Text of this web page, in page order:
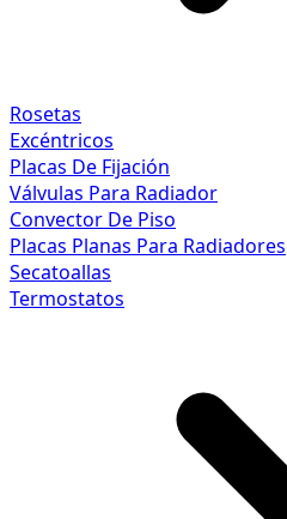
Rosetas
Excéntricos
Placas De Fijación
Válvulas Para Radiador
Convector De Piso
Placas Planas Para Radiadores
Secatoallas
Termostatos